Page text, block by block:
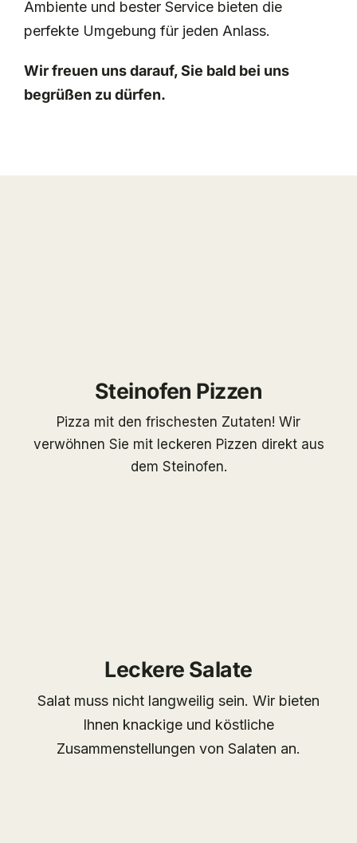
Ambiente und bester Service bieten die
perfekte Umgebung für jeden Anlass.
Wir freuen uns darauf, Sie bald bei uns
begrüßen zu dürfen.
Steinofen Pizzen
Pizza mit den frischesten Zutaten! Wir
verwöhnen Sie mit leckeren Pizzen direkt aus
dem Steinofen.
Leckere Salate
Salat muss nicht langweilig sein. Wir bieten
Ihnen knackige und köstliche
Zusammenstellungen von Salaten an.